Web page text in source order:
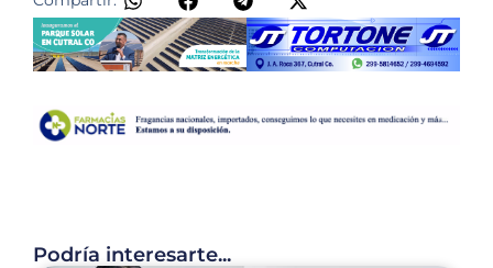
Podría interesarte...